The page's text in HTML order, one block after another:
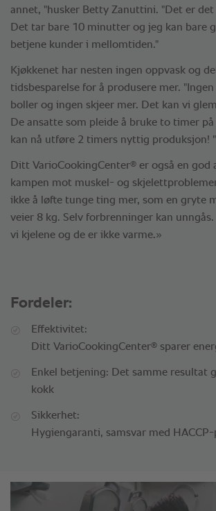
annet, "husker Betty Zanuttini. "Det er
Det tar bare 10 minutter og jeg kan bare
betjene kunder i mellomtiden."
Kjøkkenet har nesten ingen oppvask og
tidsbesparelse for å produsere mer.
boller og ingen skjeer mer. Det kan vi
De ansatte som pleide å bruke to timer på
kan nå utføre 2 timers nyttig produksjon! "
Ditt VarioCookingCenter® er også en god
kampen mot muskel- og
ikke å løfte tunge ting mer, som en gryte
veier 8 kg. Selv forbrenninger kan
vi kjelene og de er ikke varme.»
Fordeler:
Effektivitet:
Ditt VarioCookingCenter® sparer
Enkel betjening: Det samme resultat
kokk
Sikkerhet:
Hygiengaranti, samsvar med